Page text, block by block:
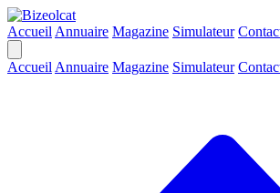
Accueil Annuaire Magazine Simulateur
Accueil Annuaire Magazine Simulateur